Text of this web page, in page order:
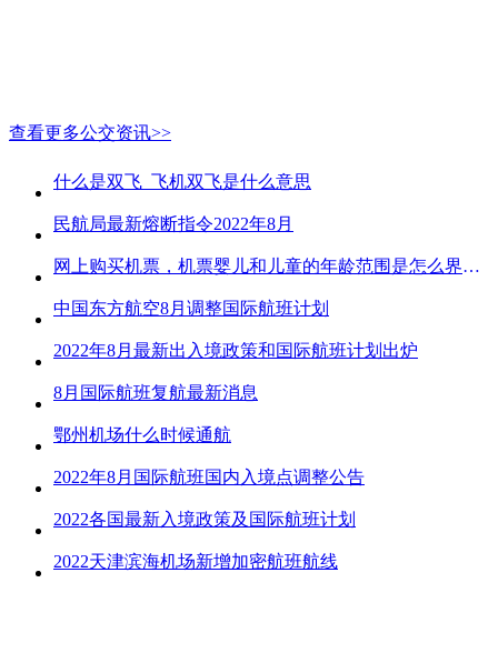
查看更多公交资讯>>
什么是双飞_飞机双飞是什么意思
民航局最新熔断指令2022年8月
网上购买机票，机票婴儿和儿童的年龄范围是怎么界定的？
中国东方航空8月调整国际航班计划
2022年8月最新出入境政策和国际航班计划出炉
8月国际航班复航最新消息
鄂州机场什么时候通航
2022年8月国际航班国内入境点调整公告
2022各国最新入境政策及国际航班计划
2022天津滨海机场新增加密航班航线